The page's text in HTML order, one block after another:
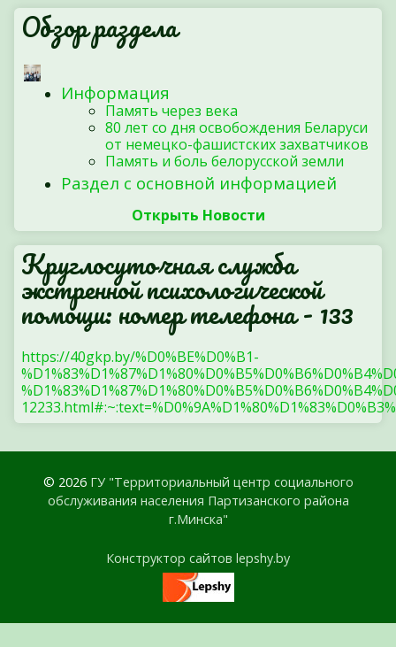
Обзор раздела
Информация
Память через века
80 лет со дня освобождения Беларуси
от немецко-фашистских захватчиков
Память и боль белорусской земли
Раздел с основной информацией
Открыть Новости
Круглосуточная служба
экстренной психологической
помощи: номер телефона - 133
https://40gkp.by/%D0%BE%D0%B1-
© 2026 ГУ "Территориальный центр социального
обслуживания населения Партизанского района
г.Минска"
Конструктор сайтов lepshy.by